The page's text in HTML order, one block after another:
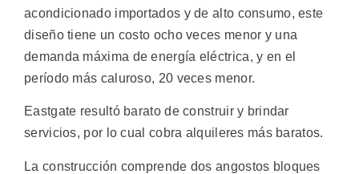
acondicionado importados y de alto consumo, este
diseño tiene un costo ocho veces menor y una
demanda máxima de energía eléctrica, y en el
período más caluroso, 20 veces menor.
Eastgate resultó barato de construir y brindar
servicios, por lo cual cobra alquileres más baratos.
La construcción comprende dos angostos bloques